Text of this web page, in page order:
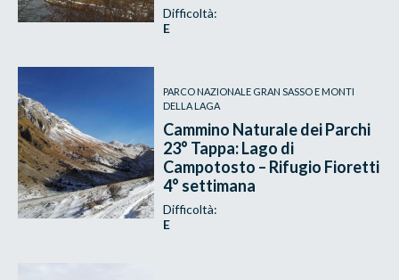
Difficoltà:
E
PARCO NAZIONALE GRAN SASSO E MONTI
DELLA LAGA
Cammino Naturale dei Parchi
23° Tappa: Lago di
Campotosto – Rifugio Fioretti
4° settimana
Difficoltà:
E